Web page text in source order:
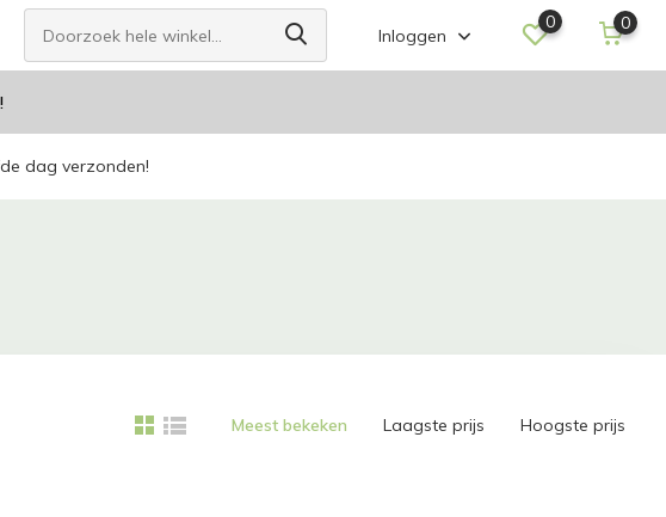
Inloggen
0 0
dag verzonden!
Meest bekeken Laagste prijs Hoogste prijs